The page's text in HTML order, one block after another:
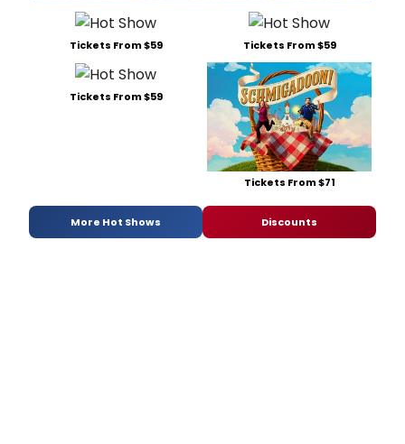
Tickets From $59 Tickets From $59
Tickets From $59
Tickets From $71
More Hot Shows Discounts